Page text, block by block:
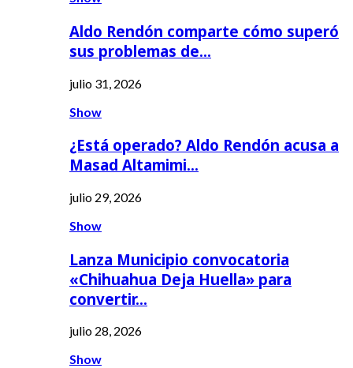
Aldo Rendón comparte cómo superó
sus problemas de…
julio 31, 2026
Show
¿Está operado? Aldo Rendón acusa a
Masad Altamimi…
julio 29, 2026
Show
Lanza Municipio convocatoria
«Chihuahua Deja Huella» para
convertir…
julio 28, 2026
Show